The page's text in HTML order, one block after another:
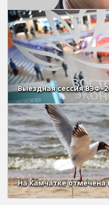
Выездная сессия
На Камчатке отмечена